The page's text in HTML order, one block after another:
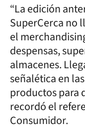
“La edición
SuperCerca no
el
despensas,
almacenes.
señalética en
productos para
recordó el
Consumidor.